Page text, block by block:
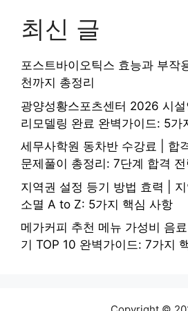
최신 글
포스트바이오틱스 효능과 부작
천까지 총정리
광양성황스포츠센터 2026 시
리모델링 완료 완벽가이드: 5가
세무사학원 동차반 수강료 | 합
문제풀이 총정리: 7단계 합격
지역권 설정 등기 방법 효력 |
소멸 A to Z: 5가지 핵심 사항
메가커피 추천 메뉴 가성비 음
기 TOP 10 완벽가이드: 7가지